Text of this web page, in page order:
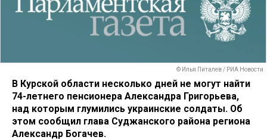
© Илья Питалев / РИА Новости
В Курской области несколько дней не могут найти
74-летнего пенсионера Александра Григорьева,
над которым глумились украинские солдаты. Об
этом сообщил глава Суджанского района региона
Александр Богачев.